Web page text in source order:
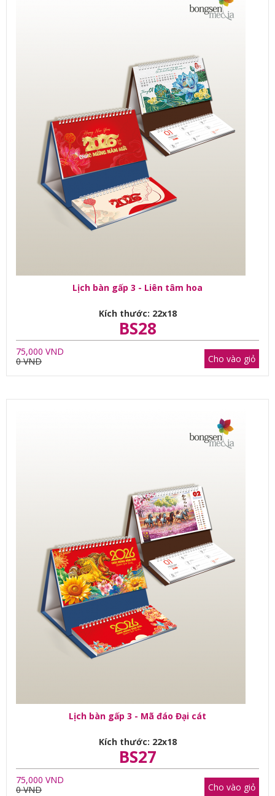
Lịch bàn gấp 3 - Liên tâm hoa
Kích thước: 22x18
BS28
75,000 VND
0 VND
Cho vào giỏ
Lịch bàn gấp 3 - Mã đáo Đại cát
Kích thước: 22x18
BS27
75,000 VND
0 VND
Cho vào giỏ